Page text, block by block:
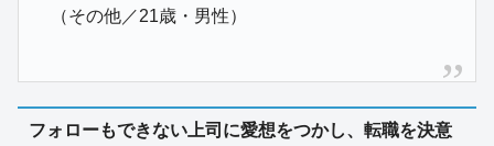
（その他／21歳・男性）
フォローもできない上司に愛想をつかし、転職を決意